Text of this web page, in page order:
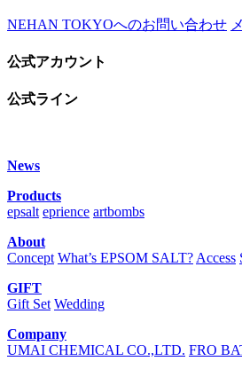
NEHAN TOKYOへのお問い合わせ
公式アカウント
公式ライン
News
Products
epsalt eprience artbombs
About
Concept What’s EPSOM SALT?Access
GIFT
Gift Set Wedding
Company
UMAI CHEMICAL CO.,LTD. FRO